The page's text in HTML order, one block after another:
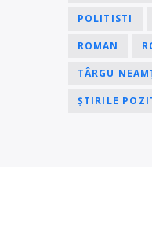
POLITISTI
ROMAN
TÂRGU
ȘTIRILE